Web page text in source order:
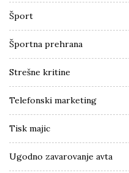
Šport
Športna prehrana
Strešne kritine
Telefonski marketing
Tisk majic
Ugodno zavarovanje avta